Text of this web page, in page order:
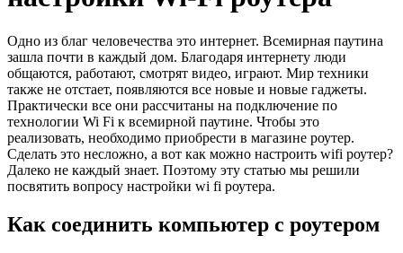
Одно из благ человечества это интернет. Всемирная паутина
зашла почти в каждый дом. Благодаря интернету люди
общаются, работают, смотрят видео, играют. Мир техники
также не отстает, появляются все новые и новые гаджеты.
Практически все они рассчитаны на подключение по
технологии Wi Fi к всемирной паутине. Чтобы это
реализовать, необходимо приобрести в магазине роутер.
Сделать это несложно, а вот как можно настроить wifi роутер?
Далеко не каждый знает. Поэтому эту статью мы решили
посвятить вопросу настройки wi fi роутера.
Как соединить компьютер с роутером